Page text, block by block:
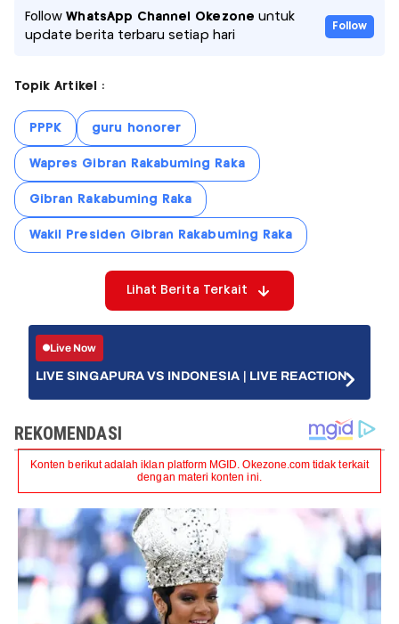
FollowWhatsApp Channel Okezone untuk
update berita terbaru setiap hari
Follow
Topik Artikel :
PPPK guru honorer
Wapres Gibran Rakabuming Raka
Gibran Rakabuming Raka
Wakil Presiden Gibran Rakabuming Raka
Lihat Berita Terkait
Live Now
LIVE SINGAPURA VS INDONESIA | LIVE REACTION